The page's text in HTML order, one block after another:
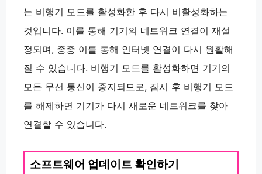
는 비행기 모드를 활성화한 후 다시 비활성화하는
것입니다. 이를 통해 기기의 네트워크 연결이 재설
정되며, 종종 이를 통해 인터넷 연결이 다시 원활해
질 수 있습니다. 비행기 모드를 활성화하면 기기의
모든 무선 통신이 중지되므로, 잠시 후 비행기 모드
를 해제하면 기기가 다시 새로운 네트워크를 찾아
연결할 수 있습니다.
소프트웨어 업데이트 확인하기